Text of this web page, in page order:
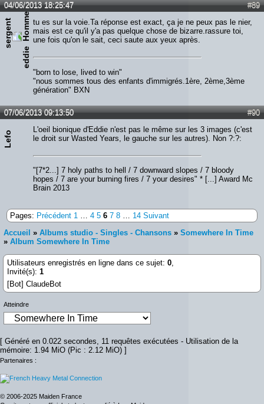
#89
04/06/2013 18:25:47
s
e
r
g
e
n
t
e
d
d
i
e
tu es sur la voie.Ta réponse est exact, ça je ne peux pas le nier,
mais est ce qu'il y'a pas quelque chose de bizarre.rassure toi,
une fois qu'on le sait, ceci saute aux yeux après.
"born to lose, lived to win"
"nous sommes tous des enfants d'immigrés.1ère, 2ème,3ème
génération" BXN
#90
07/06/2013 09:13:50
Lefo
L'oeil bionique d'Eddie n'est pas le même sur les 3 images (c'est
le droit sur Wasted Years, le gauche sur les autres). Non ?:?:
"[7*2...] 7 holy paths to hell / 7 downward slopes / 7 bloody
hopes / 7 are your burning fires / 7 your desires" * [...] Award Mc
Brain 2013
Pages: Précédent 1 4 5 6 7 8 14 Suivant
Accueil » Albums studio - Singles - Chansons » Somewhere In Time
» Album Somewhere In Time
Utilisateurs enregistrés en ligne dans ce sujet: 0
Invité(s): 1
[Bot] ClaudeBot
Atteindre
[ Généré en 0.022 secondes, 11 requêtes exécutées - Utilisation de la
mémoire: 1.94 MiO (Pic : 2.12 MiO) ]
Partenaires :
© 2006-2025 Maiden France